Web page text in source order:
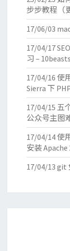
步步教程（
17/06/03
17/04/17
习 –
17/04/16 使
Sierra 下
17/04/15 五
公众号主图
17/04/14使
安装 Apache
17/04/13 git